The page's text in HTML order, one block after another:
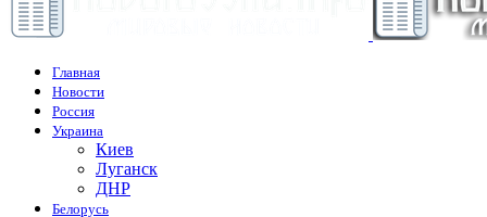
Главная
Новости
Россия
Украина
Киев
Луганск
ДНР
Белорусь